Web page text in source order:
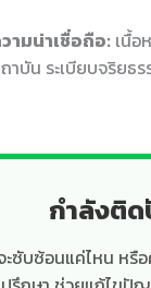
ามน่าเชื่อถือ: เนื้อ
าบัน ระเบียบจริย
กำลังติ
ะซับซ้อนแค่ไหน หรื